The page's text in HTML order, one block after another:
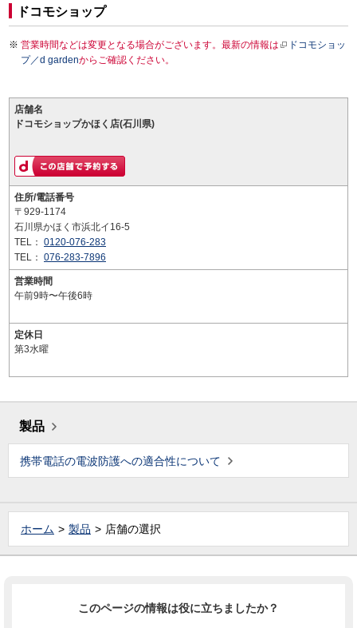
ドコモショップ
営業時間などは変更となる場合がございます。最新の情報は
ドコモショッ
プ／d gardenからご確認ください。
店舗名
ドコモショップかほく店(石川県)
住所/電話番号
〒929-1174
石川県かほく市浜北イ16-5
TEL： 0120-076-283
TEL： 076-283-7896
営業時間
午前9時〜午後6時
定休日
第3水曜
製品
携帯電話の電波防護への適合性について
ホーム 製品 店舗の選択
このページの情報は役に立ちましたか？